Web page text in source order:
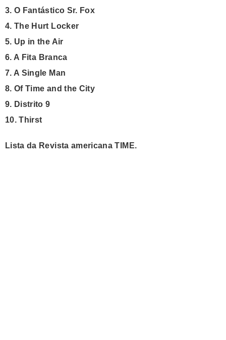
3. O Fantástico Sr. Fox
4. The Hurt Locker
5. Up in the Air
6. A Fita Branca
7. A Single Man
8. Of Time and the City
9. Distrito 9
10. Thirst
Lista da Revista americana TIME.